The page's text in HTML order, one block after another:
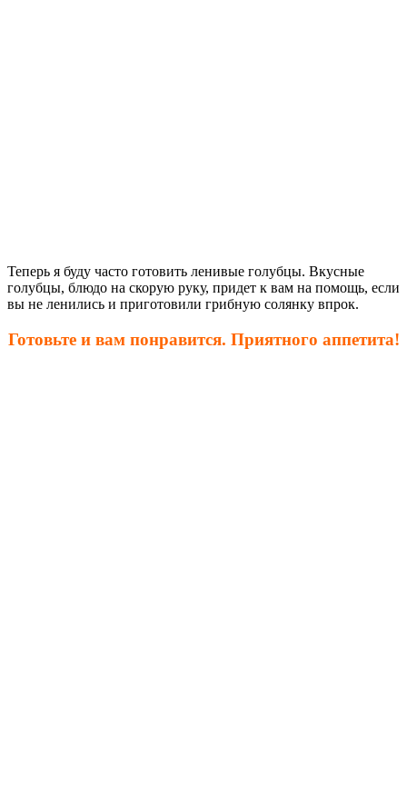
Теперь я буду часто готовить ленивые голубцы. Вкусные
голубцы, блюдо на скорую руку, придет к вам на помощь, если
вы не ленились и приготовили грибную солянку впрок.
Готовьте и вам понравится. Приятного аппетита!